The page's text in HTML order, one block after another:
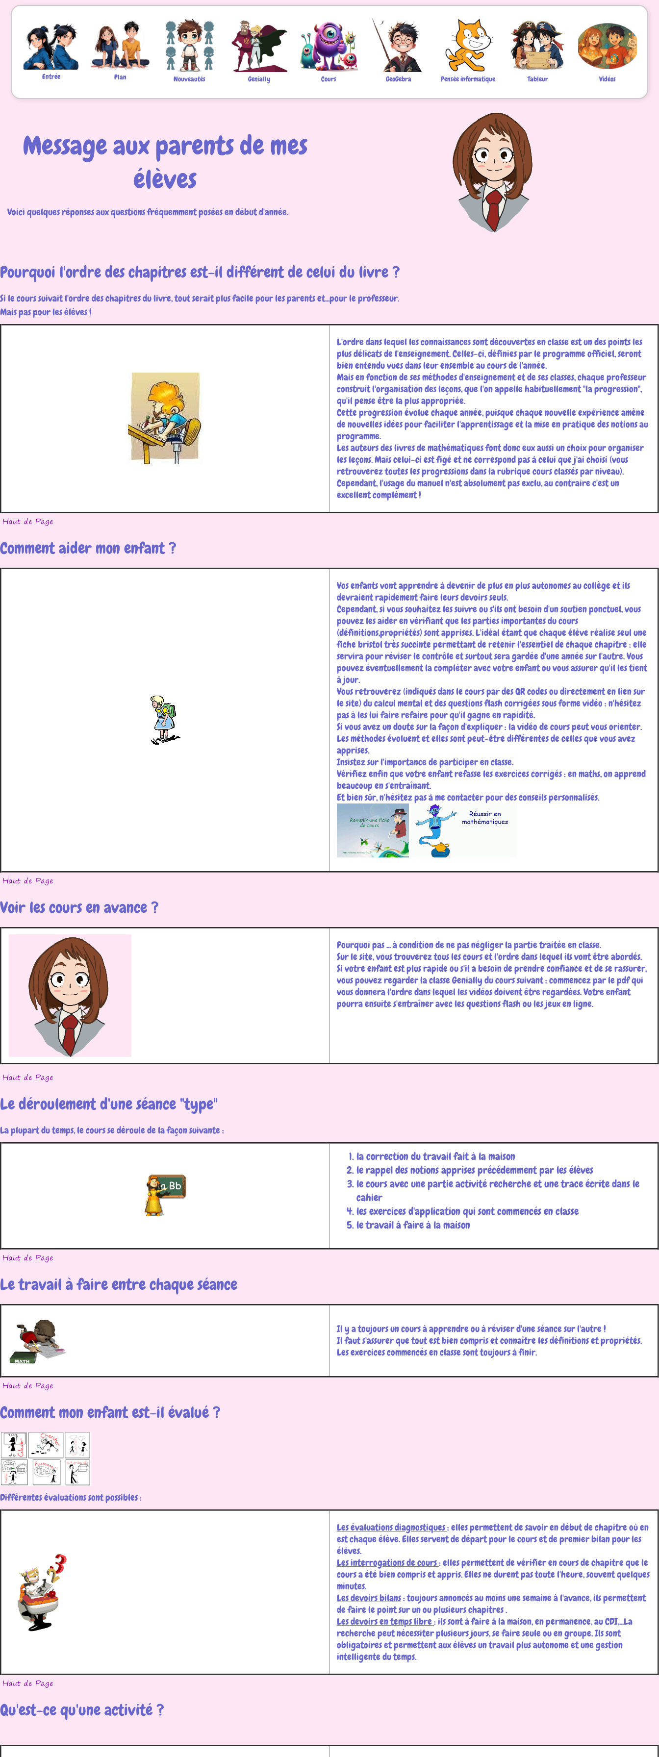
Entrée Plan Nouveautés Genially Cours GeoGebra Pensée informatique Tableur Vidéos
Message aux parents de mes
élèves
Voici quelques réponses aux questions fréquemment posées en début d'année.
Pourquoi l'ordre des chapitres est-il différent de celui du livre ?
Si le cours suivait l'ordre des chapitres du livre, tout serait plus facile pour les parents et...pour le professeur.
Mais pas pour les élèves !
L'ordre dans lequel les connaissances sont découvertes en classe est un des points les
plus délicats de l'enseignement. Celles-ci, définies par le programme officiel, seront
bien entendu vues dans leur ensemble au cours de l'année.
Mais en fonction de ses méthodes d'enseignement et de ses classes, chaque professeur
construit l'organisation des leçons, que l'on appelle habituellement "la progression",
qu'il pense être la plus appropriée.
Cette progression évolue chaque année, puisque chaque nouvelle expérience amène
de nouvelles idées pour faciliter l'apprentissage et la mise en pratique des notions au
programme.
Les auteurs des livres de mathématiques font donc eux aussi un choix pour organiser
les leçons. Mais celui-ci est figé et ne correspond pas à celui que j'ai choisi (vous
retrouverez toutes les progressions dans la rubrique cours classés par niveau).
Cependant, l'usage du manuel n'est absolument pas exclu, au contraire c'est un
excellent complément !
Comment aider mon enfant ?
Vos enfants vont apprendre à devenir de plus en plus autonomes au collège et ils
devraient rapidement faire leurs devoirs seuls.
Cependant, si vous souhaitez les suivre ou s'ils ont besoin d'un soutien ponctuel, vous
pouvez les aider en vérifiant que les parties importantes du cours
(définitions,propriétés) sont apprises. L'idéal étant que chaque élève réalise seul une
fiche bristol très succinte permettant de retenir l'essentiel de chaque chapitre : elle
servira pour réviser le contrôle et surtout sera gardée d'une année sur l'autre. Vous
pouvez éventuellement la compléter avec votre enfant ou vous assurer qu'il les tient
à jour.
Vous retrouverez (indiqués dans le cours par des QR codes ou directement en lien sur
le site) du calcul mental et des questions flash corrigées sous forme vidéo : n'hésitez
pas à les lui faire refaire pour qu'il gagne en rapidité.
Si vous avez un doute sur la façon d'expliquer : la vidéo de cours peut vous orienter.
Les méthodes évoluent et elles sont peut-être différentes de celles que vous avez
apprises.
Insistez sur l'importance de participer en classe.
Vérifiez enfin que votre enfant refasse les exercices corrigés : en maths, on apprend
beaucoup en s'entraînant.
Et bien sûr, n'hésitez pas à me contacter pour des conseils personnalisés.
Voir les cours en avance ?
Pourquoi pas ... à condition de ne pas négliger la partie traitée en classe.
Sur le site, vous trouverez tous les cours et l'ordre dans lequel ils vont être abordés.
Si votre enfant est plus rapide ou s'il a besoin de prendre confiance et de se rassurer,
vous pouvez regarder la classe Genially du cours suivant : commencez par le pdf qui
vous donnera l'ordre dans lequel les vidéos doivent être regardées. Votre enfant
pourra ensuite s'entraîner avec les questions flash ou les jeux en ligne.
Le déroulement d'une séance "type"
La plupart du temps, le cours se déroule de la façon suivante :
la correction du travail fait à la maison
le rappel des notions apprises précédemment par les élèves
le cours avec une partie activité recherche et une trace écrite dans le
cahier
les exercices d'application qui sont commencés en classe
le travail à faire à la maison
Le travail à faire entre chaque séance
Il y a toujours un cours à apprendre ou à réviser d'une séance sur l'autre !
Il faut s'assurer que tout est bien compris et connaître les définitions et propriétés.
Les exercices commencés en classe sont toujours à finir.
Comment mon enfant est-il évalué ?
Différentes évaluations sont possibles :
Les évaluations diagnostiques: elles permettent de savoir en début de chapitre où en
est chaque élève. Elles servent de départ pour le cours et de premier bilan pour les
élèves.
Les interrogations de cours: elles permettent de vérifier en cours de chapitre que le
cours a été bien compris et appris. Elles ne durent pas toute l'heure, souvent quelques
minutes.
Les devoirs bilans: toujours annoncés au moins une semaine à l'avance, ils permettent
de faire le point sur un ou plusieurs chapitres .
Les devoirs en temps libre: ils sont à faire à la maison, en permanence, au CDI,...La
recherche peut nécessiter plusieurs jours, se faire seule ou en groupe. Ils sont
obligatoires et permettent aux élèves un travail plus autonome et une gestion
intelligente du temps.
Qu'est-ce qu'une activité ?